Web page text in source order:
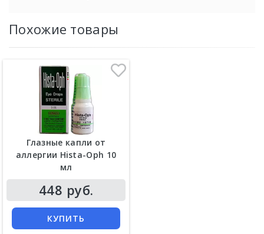
Похожие товары
Глазные капли от
аллергии Hista-Oph 10
мл
448 руб.
КУПИТЬ